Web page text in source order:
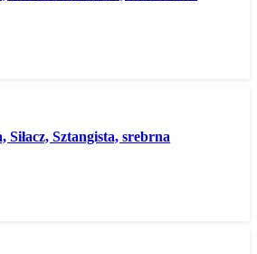
Sztangista, srebrna